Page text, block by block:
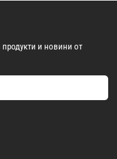
и новини от